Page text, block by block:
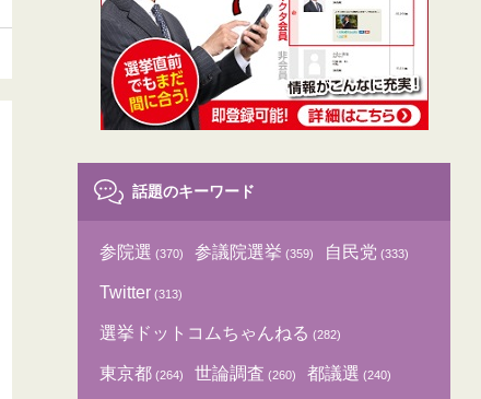
話題のキーワード
参院選 (370) 参議院選挙 (359) 自民党 (333)
Twitter (313)
選挙ドットコムちゃんねる (282)
東京都 (264) 世論調査 (260) 都議選 (240)